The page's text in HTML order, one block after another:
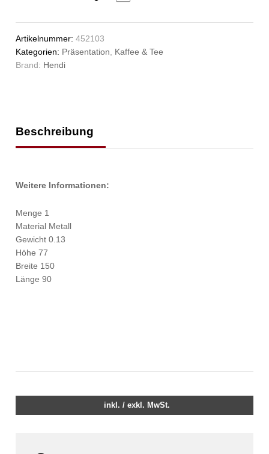
Artikelnummer:452103
Kategorien: Präsentation, Kaffee & Tee
Brand: Hendi
Beschreibung
Weitere Informationen:
Menge 1
Material Metall
Gewicht 0.13
Höhe 77
Breite 150
Länge 90
inkl. / exkl. MwSt.